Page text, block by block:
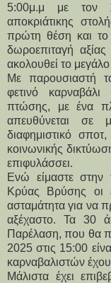
5:00μ.μ με τον
αποκριάτικης
πρώτη θέση και το
δωροεπιταγή
ακολουθεί το
Με παρουσιαστή
φετινό καρναβάλι
πτώσης, με ένα
απευθύνεται σε
διαφημιστικό
κοινωνικής
επιφυλάσσει.
Ενώ είμαστε στην
Κρύας Βρύσης οι
ασταμάτητα για να
αξέχαστο. Τα 30
Παρέλαση, που θα
2025 στις 15:00
καρναβαλιστών
Μάλιστα έχει